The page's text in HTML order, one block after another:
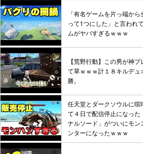
「有名ゲームを片っ端から
って1つにした」と言われ
ムがヤバすぎるｗｗｗ
【荒野行動】この男が神
て草ｗｗｗ計１８キルデュ
勝。
任天堂とダークソウルに喧
て４日で配信停止になった
ナルソード」がついにモン
ンターになったｗｗｗ